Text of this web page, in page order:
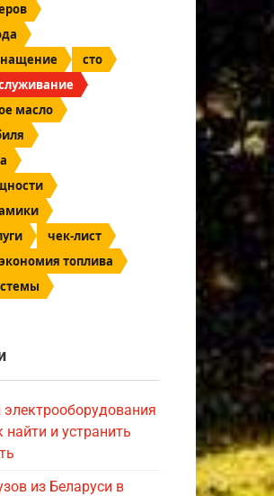
сто
масло
чек-лист
экономия топлива
найти и устранить
из Беларуси в